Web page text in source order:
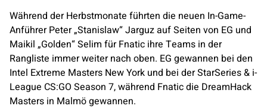
Während der Herbstmonate führten die neuen In-Game-
Anführer Peter „Stanislaw“ Jarguz auf Seiten von EG und
Maikil „Golden“ Selim fürFnatic ihre Teams in der
Rangliste immer weiter nach oben. EG gewannen bei den
Intel Extreme Masters New York und bei der StarSeries & i-
League CS:GO Season 7, während Fnaticdie DreamHack
Masters in Malmö gewannen.